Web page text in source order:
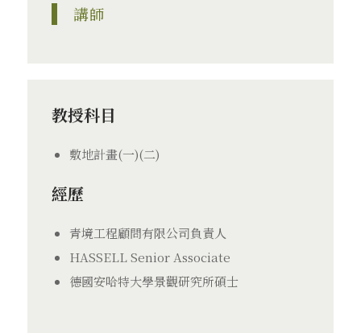
講師
教授科目
敷地計畫(一)(二)
經歷
青境工程顧問有限公司負責人
HASSELL Senior Associate
德國安哈特大學景觀研究所碩士